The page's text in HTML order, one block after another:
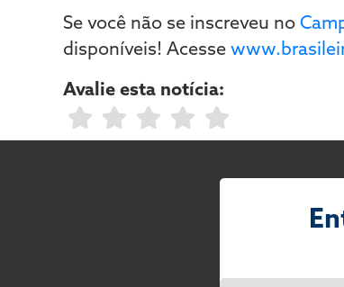
Se você não se inscreveu no
disponíveis! Acesse
Avalie esta notícia: